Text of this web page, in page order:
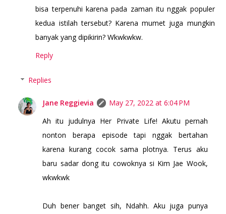
bisa terpenuhi karena pada zaman itu nggak populer
kedua istilah tersebut? Karena mumet juga mungkin
banyak yang dipikirin? Wkwkwkw.
Reply
Replies
Jane Reggievia
May 27, 2022 at 6:04 PM
Ah itu judulnya Her Private Life! Akutu pernah
nonton berapa episode tapi nggak bertahan
karena kurang cocok sama plotnya. Terus aku
baru sadar dong itu cowoknya si Kim Jae Wook,
wkwkwk
Duh bener banget sih, Ndahh. Aku juga punya